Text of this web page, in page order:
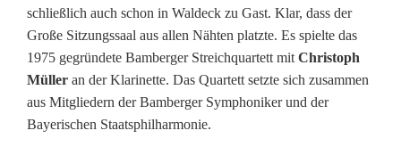
d
e
n
w
schließlich auch schon in Waldeck zu Gast. Klar, dass der
Große Sitzungssaal aus allen Nähten platzte. Es spielte das
1975 gegründete Bamberger Streichquartett mit Christoph
Müller an der Klarinette. Das Quartett setzte sich zusammen
aus Mitgliedern der Bamberger Symphoniker und der
Bayerischen Staatsphilharmonie.